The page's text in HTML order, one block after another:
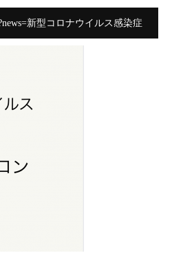
新型コロナウイルス感染症